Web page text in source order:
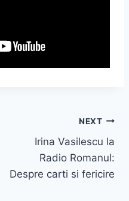
NEXT
Irina Vasilescu la
Radio Romanul:
Despre carti si fericire